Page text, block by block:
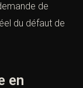
de
du défaut de
en